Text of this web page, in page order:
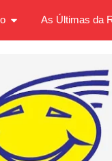
As Últimas da